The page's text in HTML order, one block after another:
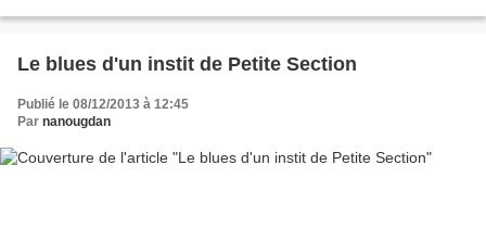
Le blues d'un instit de Petite Section
Publié le 08/12/2013 à 12:45
Par nanougdan